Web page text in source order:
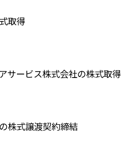
取得
サービス株式会社の株式取得
株式譲渡契約締結